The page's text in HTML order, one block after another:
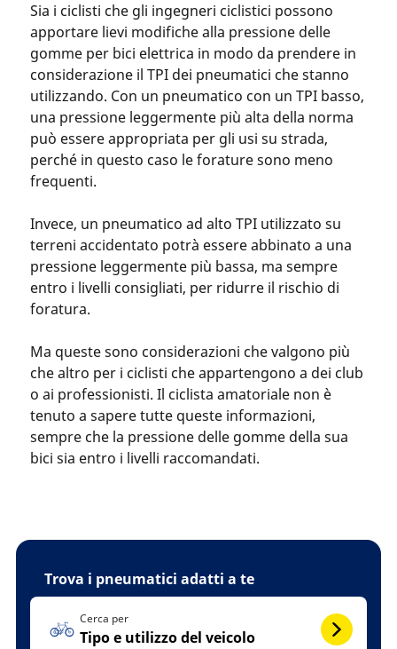
Sia i ciclisti che gli ingegneri ciclistici possono
apportare lievi modifiche alla pressione delle
gomme per bici elettrica in modo da prendere in
considerazione il TPI dei pneumatici che stanno
utilizzando. Con un pneumatico con un TPI basso,
una pressione leggermente più alta della norma
può essere appropriata per gli usi su strada,
perché in questo caso le forature sono meno
frequenti.
Invece, un pneumatico ad alto TPI utilizzato su
terreni accidentato potrà essere abbinato a una
pressione leggermente più bassa, ma sempre
entro i livelli consigliati, per ridurre il rischio di
foratura.
Ma queste sono considerazioni che valgono più
che altro per i ciclisti che appartengono a dei club
o ai professionisti. Il ciclista amatoriale non è
tenuto a sapere tutte queste informazioni,
sempre che la pressione delle gomme della sua
bici sia entro i livelli raccomandati.
Trova i pneumatici adatti a te
Cerca per
Tipo e utilizzo del veicolo